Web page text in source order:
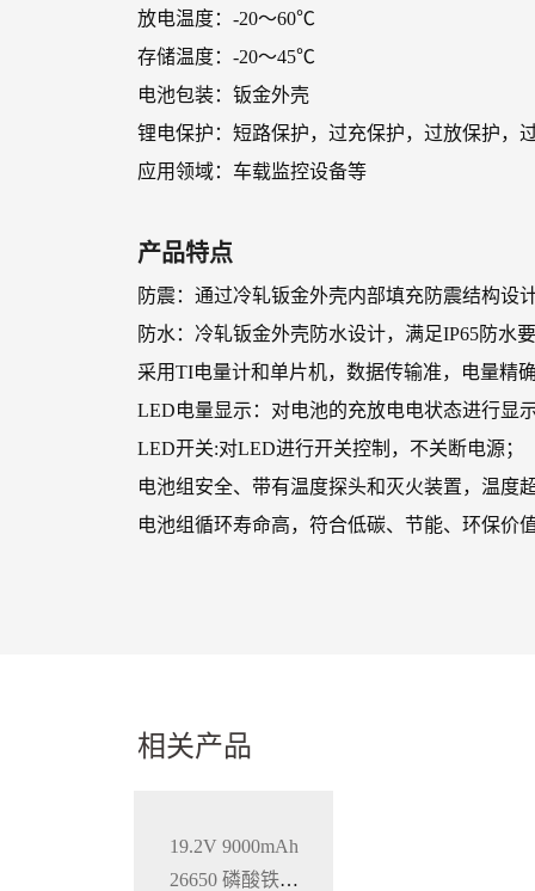
放电温度：-20～60℃
存储温度：-20～45℃
电池包装：钣金外壳
锂电保护：短路保护，过充保护，过放保护，
应用领域：车载监控设备等
产品特点
防震：通过冷轧钣金外壳内部填充防震结构设
防水：冷轧钣金外壳防水设计，满足IP65防水
采用TI电量计和单片机，数据传输准，电量精
LED电量显示：对电池的充放电电状态进行显
LED开关:对LED进行开关控制，不关断电源；
电池组安全、带有温度探头和灭火装置，温度
电池组循环寿命高，符合低碳、节能、环保价
相关产品
19.2V 9000mAh
26650 磷酸铁锂